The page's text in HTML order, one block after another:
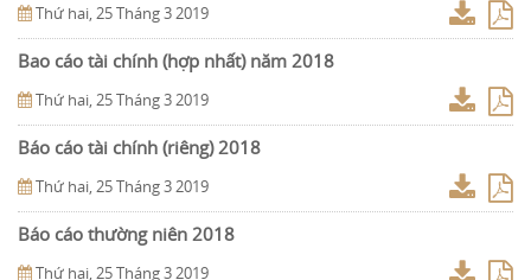
Thứ hai, 25 Tháng 3 2019
Bao cáo tài chính (hợp nhất) năm 2018
Thứ hai, 25 Tháng 3 2019
Báo cáo tài chính (riêng) 2018
Thứ hai, 25 Tháng 3 2019
Báo cáo thường niên 2018
Thứ hai, 25 Tháng 3 2019